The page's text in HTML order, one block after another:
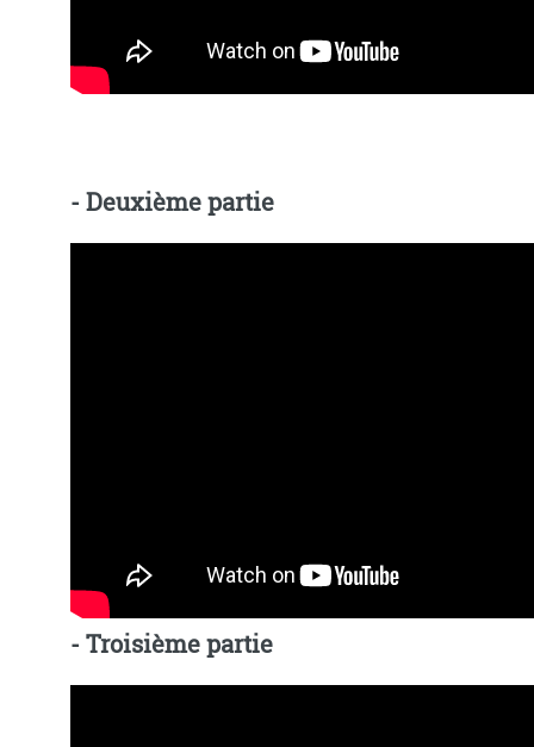
- Deuxième partie
- Troisième partie